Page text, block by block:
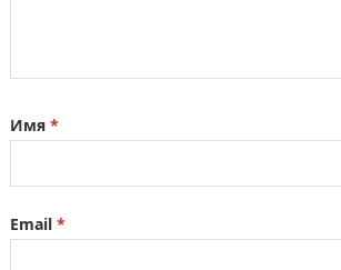
Имя *
Email *